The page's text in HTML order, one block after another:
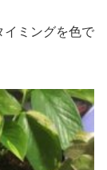
イミングを色で